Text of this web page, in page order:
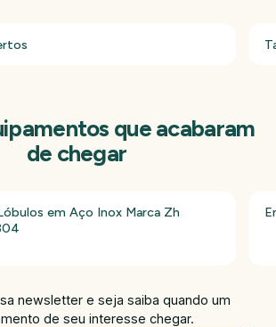
que acabaram
de chegar
em Aço Inox Marca Zh
newsletter e seja saiba quando um
de seu interesse chegar.